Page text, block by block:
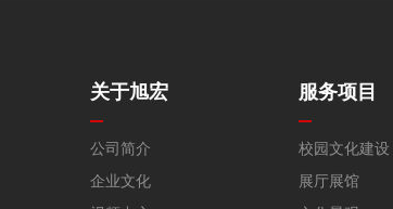
关于旭宏
公司简介
企业文化
服务项目
校园文化建设
展厅展馆